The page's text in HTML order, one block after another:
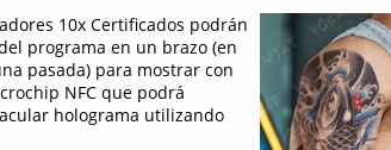
10x Certificados podrán
programa en un brazo (en
pasada) para mostrar con
NFC que podrá
holograma utilizando